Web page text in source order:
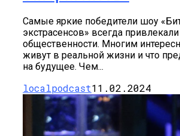
Самые яркие победители шоу
экстрасенсов» всегда
общественности. Многим
живут в реальной жизни и что
на будущее. Чем...
localpodcast11.02.2024